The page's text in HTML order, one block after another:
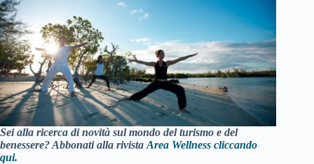
Sei alla ricerca di novità sul mondo del turismo e del
benessere? Abbonati alla rivista Area Wellness cliccando
qui.